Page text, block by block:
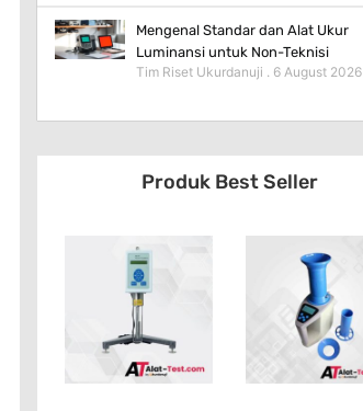
Mengenal Standar dan Alat Ukur
Luminansi untuk Non-Teknisi
Tim Riset Ukurdanuji
6 August 2026
Produk Best Seller